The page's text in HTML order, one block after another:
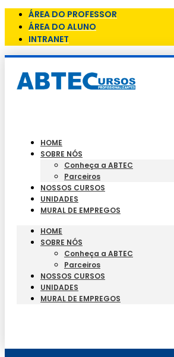
ÁREA DO PROFESSOR
ÁREA DO ALUNO
INTRANET
HOME
SOBRE NÓS
Conheça a ABTEC
Parceiros
NOSSOS CURSOS
UNIDADES
MURAL DE EMPREGOS
HOME
SOBRE NÓS
Conheça a ABTEC
Parceiros
NOSSOS CURSOS
UNIDADES
MURAL DE EMPREGOS